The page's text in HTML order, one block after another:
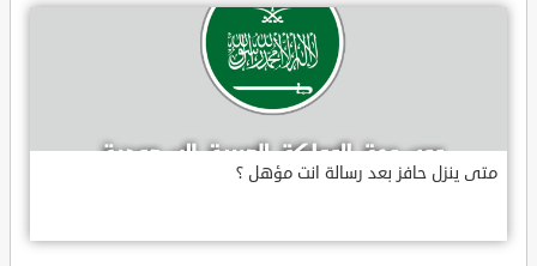
متى ينزل حافز بعد رسالة انت مؤهل ؟